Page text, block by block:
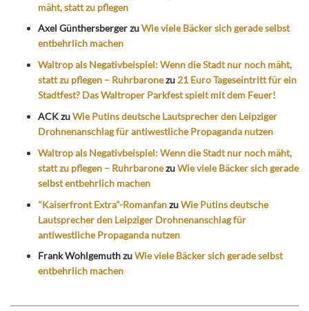
mäht, statt zu pflegen
Axel GünthersbergerzuWie viele Bäcker sich gerade selbst
entbehrlich machen
Waltrop als Negativbeispiel: Wenn die Stadt nur noch mäht,
statt zu pflegen – Ruhrbaronezu 21 Euro Tageseintritt für ein
Stadtfest? Das Waltroper Parkfest spielt mit dem Feuer!
ACKzuWie Putins deutsche Lautsprecher den Leipziger
Drohnenanschlag für antiwestliche Propaganda nutzen
Waltrop als Negativbeispiel: Wenn die Stadt nur noch mäht,
statt zu pflegen – RuhrbaronezuWie viele Bäcker sich gerade
selbst entbehrlich machen
"Kaiserfront Extra"-RomanfanzuWie Putins deutsche
Lautsprecher den Leipziger Drohnenanschlag für
antiwestliche Propaganda nutzen
Frank WohlgemuthzuWie viele Bäcker sich gerade selbst
entbehrlich machen